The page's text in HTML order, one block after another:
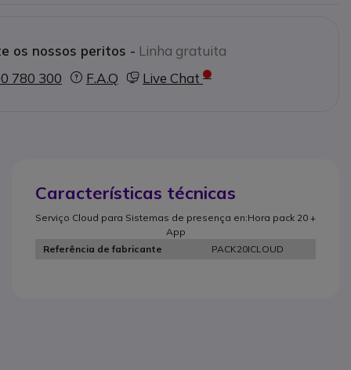
os nossos peritos - Linha gratuita
780 300
F.A.Q Live Chat
Características técnicas
Serviço Cloud para Sistemas de presença en:Hora pack 20 +
App
Referência de fabricante
PACK20ICLOUD